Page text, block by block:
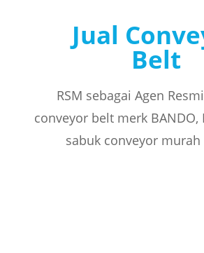
Jual
Belt
RSM sebagai Agen
conveyor belt merk BANDO,
sabuk conveyor